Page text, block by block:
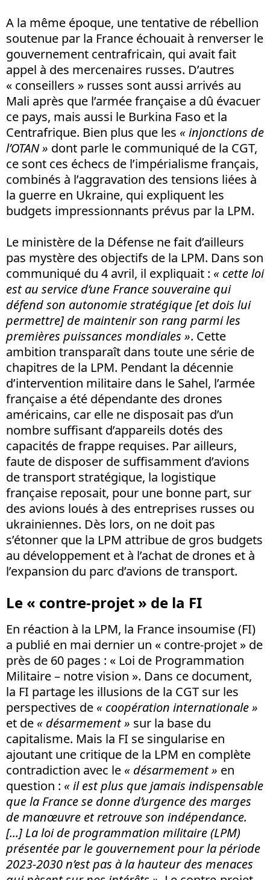
A la même époque, une tentative de rébellion
soutenue par la France échouait à renverser le
gouvernement centrafricain, qui avait fait
appel à des mercenaires russes. D’autres
« conseillers » russes sont aussi arrivés au
Mali après que l’armée française a dû évacuer
ce pays, mais aussi le Burkina Faso et la
Centrafrique. Bien plus que les « injonctions de
l’OTAN » dont parle le communiqué de la CGT,
ce sont ces échecs de l’impérialisme français,
combinés à l’aggravation des tensions liées à
la guerre en Ukraine, qui expliquent les
budgets impressionnants prévus par la LPM.
Le ministère de la Défense ne fait d’ailleurs
pas mystère des objectifs de la LPM. Dans son
communiqué du 4 avril, il expliquait : « cette loi
est au service d’une France souveraine qui
défend son autonomie stratégique[et dois lui
permettre] de maintenir son rang parmi les
premières puissances mondiales ». Cette
ambition transparaît dans toute une série de
chapitres de la LPM. Pendant la décennie
d’intervention militaire dans le Sahel, l’armée
française a été dépendante des drones
américains, car elle ne disposait pas d’un
nombre suffisant d’appareils dotés des
capacités de frappe requises. Par ailleurs,
faute de disposer de suffisamment d’avions
de transport stratégique, la logistique
française reposait, pour une bonne part, sur
des avions loués à des entreprises russes ou
ukrainiennes. Dès lors, on ne doit pas
s’étonner que la LPM attribue de gros budgets
au développement et à l’achat de drones et à
l’expansion du parc d’avions de transport.
Le « contre-projet » de la FI
En réaction à la LPM, la France insoumise (FI)
a publié en mai dernier un « contre-projet » de
près de 60 pages : « Loi de Programmation
Militaire – notre vision ». Dans ce document,
la FI partage les illusions de la CGT sur les
perspectives de « coopération internationale »
et de « désarmement» sur la base du
capitalisme. Mais la FI se singularise en
ajoutant une critique de la LPM en complète
contradiction avec le « désarmement » en
question : « il est plus que jamais indispensable
que la France se donne d’urgence des marges
de manœuvre et retrouve son indépendance.
[...] La loi de programmation militaire (LPM)
présentée par le gouvernement pour la période
2023-2030 n’est pas à la hauteur des menaces